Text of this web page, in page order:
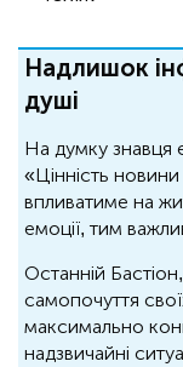
Надлишок
душі
На думку знавця
«Цінність
впливатиме на
емоції, тим
Останній
самопочуття
максимально
надзвичайні